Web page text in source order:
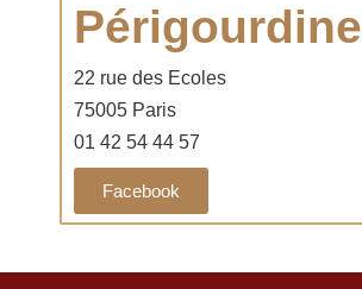
Périgourdine
22 rue des Ecoles
75005 Paris
01 42 54 44 57
Facebook